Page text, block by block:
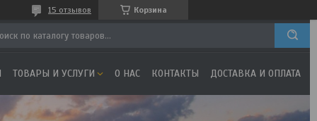
Корзина
15 отзывов
ТОВАРЫ И УСЛУГИ О НАС КОНТАКТЫ ДОСТАВКА И ОПЛАТА